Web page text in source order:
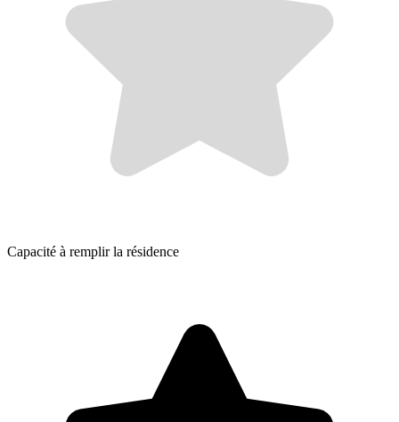
Capacité à remplir la résidence